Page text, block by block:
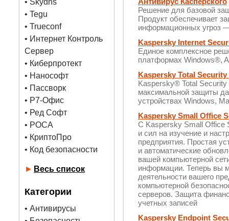
• Skydns
• Tegu
• Trueconf
• Интернет Контроль
Сервер
• Киберпротект
• Нанософт
• Пассворк
• Р7-Офис
• Ред Софт
• РОСА
• КриптоПро
• Код безопасности
► Весь список
Категории
• Антивирусы
Решение для базовой
Продукт обеспечивает
информационных угроз
Kaspersky Internet
Единое комплексное
платформах Windows®,
Kaspersky Total Security
Kaspersky® Total
максимальной защиты
устройствах Windows,
Kaspersky Small Office
С Kaspersky Small Office
и сил на изучение и
предприятия. Простая
и автоматические
вашей компьютерной
информации. Теперь вы
деятельности вашего
компьютерной
серверов. Защита
учетных записей
Kaspersky Endpoint